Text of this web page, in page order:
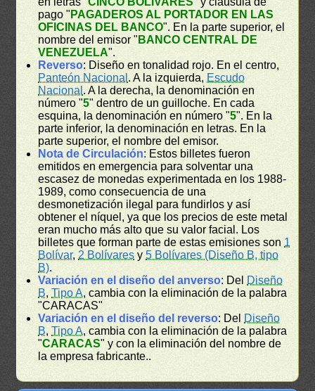
pago " PAGADEROS AL PORTADOR EN LAS
OFICINAS DEL BANCO". En la parte superior, el
nombre del emisor " BANCO CENTRAL DE
VENEZUELA".
Reverso: Diseño en tonalidad rojo. En el centro,
Panteón Nacional . A la izquierda, Escudo
Nacional . A la derecha, la denominación en
número "5" dentro de un guilloche. En cada
esquina, la denominación en número "5". En la
parte inferior, la denominación en letras. En la
parte superior, el nombre del emisor.
Nota de Circulación: Estos billetes fueron
emitidos en emergencia para solventar una
escasez de monedas experimentada en los 1988-
1989, como consecuencia de una
desmonetización ilegal para fundirlos y así
obtener el níquel, ya que los precios de este metal
eran mucho más alto que su valor facial. Los
billetes que forman parte de estas emisiones son 1
Bolívar, 2 Bolívares y5 Bolívares (Diseño B, tipo
B).
Variación en el diseño del anverso: Del Diseño
B,Tipo A, cambia con la eliminación de la palabra
"CARACAS"
Variación en el diseño del reverso: Del Diseño
B,Tipo A, cambia con la eliminación de la palabra
"CARACAS" y con la eliminación del nombre de
la empresa fabricante..